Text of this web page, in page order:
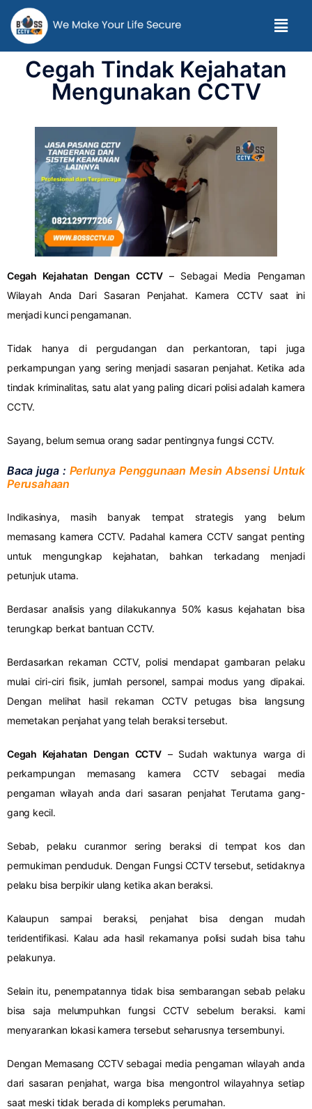
Cegah Tindak Kejahatan
Mengunakan CCTV
Cegah Kejahatan Dengan CCTV– Sebagai Media Pengaman
Wilayah Anda Dari Sasaran Penjahat. Kamera CCTV saat ini
menjadi kunci pengamanan.
Tidak hanya di pergudangan dan perkantoran, tapi juga
perkampungan yang sering menjadi sasaran penjahat. Ketika ada
tindak kriminalitas, satu alat yang paling dicari polisi adalah kamera
CCTV.
Sayang, belum semua orang sadar pentingnya fungsi CCTV.
Baca juga : Perlunya Penggunaan Mesin Absensi Untuk
Perusahaan
Indikasinya, masih banyak tempat strategis yang belum
memasang kamera CCTV. Padahal kamera CCTV sangat penting
untuk mengungkap kejahatan, bahkan terkadang menjadi
petunjuk utama.
Berdasar analisis yang dilakukannya 50% kasus kejahatan bisa
terungkap berkat bantuan CCTV.
Berdasarkan rekaman CCTV, polisi mendapat gambaran pelaku
mulai ciri-ciri fisik, jumlah personel, sampai modus yang dipakai.
Dengan melihat hasil rekaman CCTV petugas bisa langsung
memetakan penjahat yang telah beraksi tersebut.
Cegah Kejahatan Dengan CCTV– Sudah waktunya warga di
perkampungan memasang kamera CCTV sebagai media
pengaman wilayah anda dari sasaran penjahat Terutama gang-
gang kecil.
Sebab, pelaku curanmor sering beraksi di tempat kos dan
permukiman penduduk. Dengan Fungsi CCTV tersebut, setidaknya
pelaku bisa berpikir ulang ketika akan beraksi.
Kalaupun sampai beraksi, penjahat bisa dengan mudah
teridentifikasi. Kalau ada hasil rekamanya polisi sudah bisa tahu
pelakunya.
Selain itu, penempatannya tidak bisa sembarangan sebab pelaku
bisa saja melumpuhkan fungsi CCTV sebelum beraksi. kami
menyarankan lokasi kamera tersebut seharusnya tersembunyi.
Dengan Memasang CCTV sebagai media pengaman wilayah anda
dari sasaran penjahat, warga bisa mengontrol wilayahnya setiap
saat meski tidak berada di kompleks perumahan.